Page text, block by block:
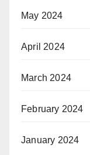
May 2024
April 2024
March 2024
February 2024
January 2024